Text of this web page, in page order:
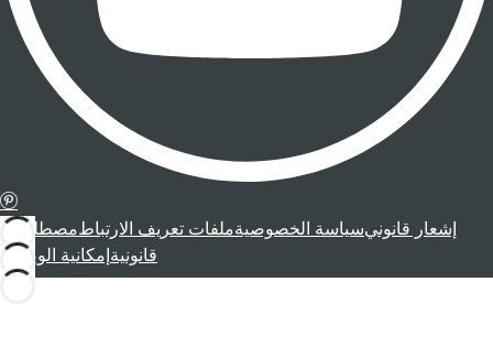
إشعار قانونيسياسة الخصوصيةملفات تعريف الارتباطمصطلحات
قانونية إمكانية الوصول